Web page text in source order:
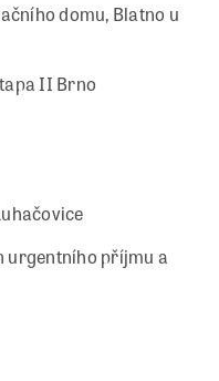
domu, Blatno u
II Brno
urgentního příjmu a